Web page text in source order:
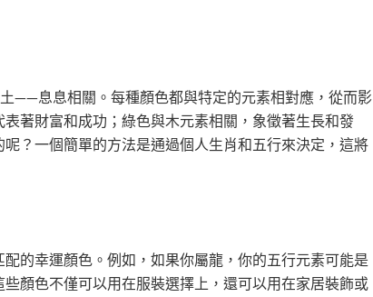
——息息相關。每種顏色都與特定的元素相對應，從而影
著財富和成功；綠色與木元素相關，象徵著生長和發
？一個簡單的方法是通過個人生肖和五行來決定，這將
的幸運顏色。例如，如果你屬龍，你的五行元素可能是
顏色不僅可以用在服裝選擇上，還可以用在家居裝飾或